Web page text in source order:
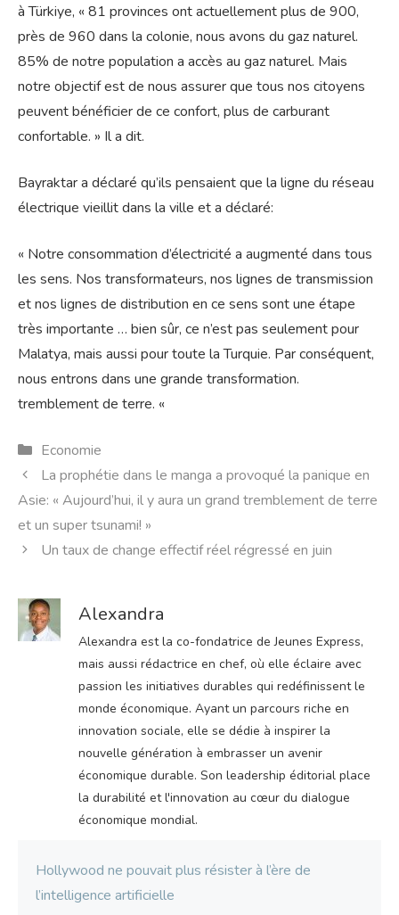
à Türkiye, « 81 provinces ont actuellement plus de 900,
près de 960 dans la colonie, nous avons du gaz naturel.
85% de notre population a accès au gaz naturel. Mais
notre objectif est de nous assurer que tous nos citoyens
peuvent bénéficier de ce confort, plus de carburant
confortable. » Il a dit.
Bayraktar a déclaré qu’ils pensaient que la ligne du réseau
électrique vieillit dans la ville et a déclaré:
« Notre consommation d’électricité a augmenté dans tous
les sens. Nos transformateurs, nos lignes de transmission
et nos lignes de distribution en ce sens sont une étape
très importante … bien sûr, ce n’est pas seulement pour
Malatya, mais aussi pour toute la Turquie. Par conséquent,
nous entrons dans une grande transformation.
tremblement de terre. «
Catégories
Economie
La prophétie dans le manga a provoqué la panique en
Asie: « Aujourd’hui, il y aura un grand tremblement de terre
et un super tsunami! »
Un taux de change effectif réel régressé en juin
Alexandra
Alexandra est la co-fondatrice de Jeunes Express,
mais aussi rédactrice en chef, où elle éclaire avec
passion les initiatives durables qui redéfinissent le
monde économique. Ayant un parcours riche en
innovation sociale, elle se dédie à inspirer la
nouvelle génération à embrasser un avenir
économique durable. Son leadership éditorial place
la durabilité et l'innovation au cœur du dialogue
économique mondial.
Hollywood ne pouvait plus résister à l’ère de
l’intelligence artificielle